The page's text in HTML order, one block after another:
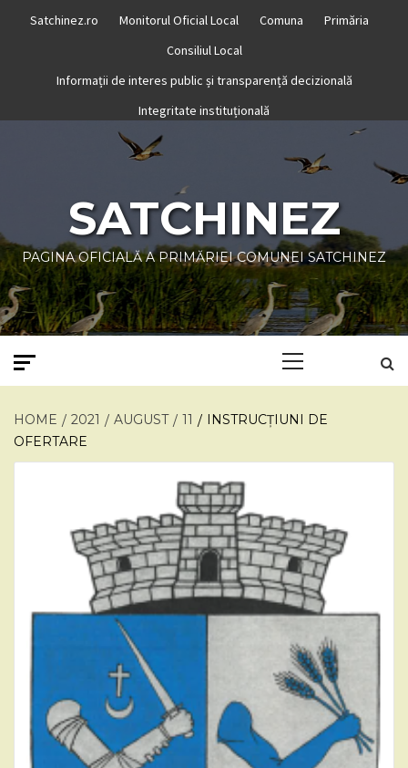
Satchinez.ro Monitorul Oficial Local Comuna
Primăria
Consiliul Local
Informații de interes public și transparență decizională
Integritate instituțională
SATCHINEZ
PAGINA OFICIALĂ A PRIMĂRIEI COMUNEI SATCHINEZ
HOME 2021 AUGUST 11
INSTRUCȚIUNI DE
OFERTARE